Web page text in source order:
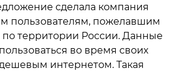
сделала компания
пользователям, пожелавшим
по территории России. Данные
во время своих
интернетом. Такая